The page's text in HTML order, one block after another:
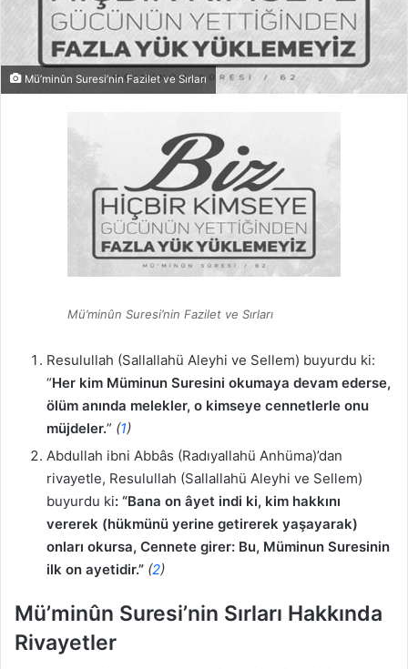
Mü’minûn Suresi’nin Fazilet ve Sırları
Mü’minûn Suresi’nin Fazilet ve Sırları
Resulullah (Sallallahü Aleyhi ve Sellem) buyurdu ki:
“Her kim Müminun Suresini okumaya devam ederse,
ölüm anında melekler, o kimseye cennetlerle onu
müjdeler.” (1)
Abdullah ibni Abbâs (Radıyallahü Anhüma)’dan
rivayetle, Resulullah (Sallallahü Aleyhi ve Sellem)
buyurdu ki: “Bana on âyet indi ki, kim hakkını
vererek (hükmünü yerine getirerek yaşayarak)
onları okursa, Cennete girer: Bu, Müminun Suresinin
ilk on ayetidir.” (2)
Mü’minûn Suresi’nin Sırları Hakkında
Rivayetler